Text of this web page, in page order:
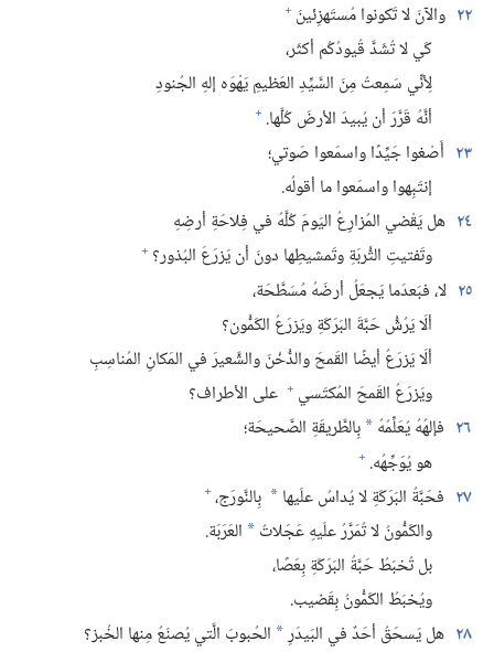
٢٢ والآنَ لا تَكونوا مُستَهزِئينَ +
كَي لا تُشَدَّ قُيودُكُم أكثَر،‏
لِأنِّي سَمِعتُ مِنَ السَّيِّدِ العَظيمِ يَهْوَه إلهِ الجُنودِ
أنَّهُ قَرَّرَ أن يُبيدَ الأرضَ كُلَّها.‏ +
٢٣ أَصْغوا جَيِّدًا واسمَعوا صَوتي؛‏
إنتَبِهوا واسمَعوا ما أقولُه.‏
٢٤ هل يَقْضي المُزارِعُ اليَومَ كُلَّهُ في فِلاحَةِ أرضِهِ
وتَفتيتِ التُّربَةِ وتَمشيطِها دونَ أن يَزرَعَ البُذور؟‏ +
٢٥ لا،‏ فبَعدَما يَجعَلُ أرضَهُ مُسَطَّحَة،‏
ألَا يَرُشُّ حَبَّةَ البَرَكَةِ ويَزرَعُ الكَمُّون؟‏
ألَا يَزرَعُ أيضًا القَمحَ والدُّخْنَ والشَّعيرَ في المَكانِ المُناسِبِ
ويَزرَعُ القَمحَ المُكتَسي + على الأطراف؟‏
٢٦ فإلهُهُ يُعَلِّمُهُ * بِالطَّريقَةِ الصَّحيحَة؛‏
هو يُوَجِّهُه.‏ +
٢٧ فحَبَّةُ البَرَكَةِ لا يُداسُ علَيها * بِالنَّورَج،‏ +
والكَمُّونُ لا تُمَرَّرُ علَيهِ عَجَلاتُ * العَرَبَة.‏
بل تُخبَطُ حَبَّةُ البَرَكَةِ بِعَصًا،‏
ويُخبَطُ الكَمُّونُ بِقَضيب.‏
٢٨ هل يَسحَقُ أحَدٌ في البَيدَرِ* الحُبوبَ الَّتي يُصنَعُ مِنها الخُبز؟‏